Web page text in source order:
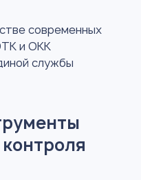
современных
и ОКК
службы